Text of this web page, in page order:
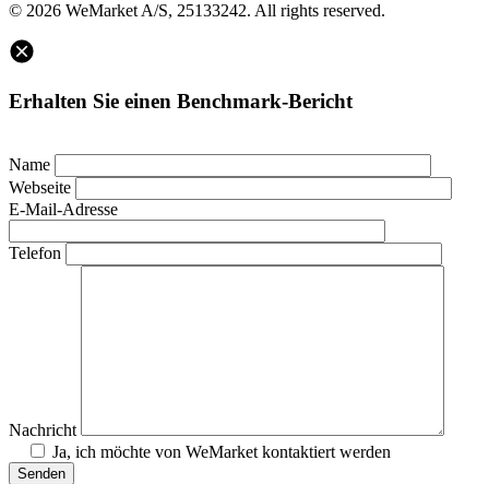
© 2026 WeMarket A/S, 25133242. All rights reserved.
Erhalten Sie einen Benchmark-Bericht
Name
Webseite
E-Mail-Adresse
Telefon
Nachricht
Ja, ich möchte von WeMarket kontaktiert werden